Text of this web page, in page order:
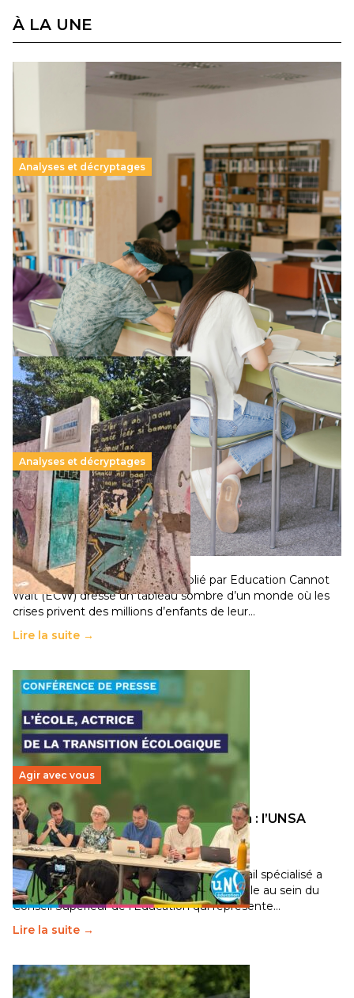
À LA UNE
Analyses et décryptages
Supérieur privé : une dérive qui met à mal la
promesse républicaine
11 juillet 2026-
Le projet de loi sur la régulation de l’enseignement
supérieur privé met en lumière l’amplification d’un système
qui relègue l’acte pédagogique au superfétatoire, voire à…
Lire la suite →
Analyses et décryptages
258 millions d’enfants victimes de la guerre, des
chocs climatiques et des déplacements de
population
11 juillet 2026- National
Un nouveau rapport mondial publié par Education Cannot
Wait (ECW) dresse un tableau sombre d’un monde où les
crises privent des millions d’enfants de leur…
Lire la suite →
Agir avec vous
Transition écologique de l’éducation : l’UNSA
Éducation fait bouger les lignes
30 juin 2026-National
Pendant plusieurs mois, un groupe de travail spécialisé a
travaillé sur la transition écologique de l’Ecole au sein du
Conseil Supérieur de l’Éducation qui représente…
Lire la suite →